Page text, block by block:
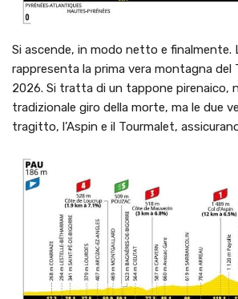
Si ascende, in modo netto e finalmente.
rappresenta la prima vera montagna del
2026. Si tratta di un tappone pirenaico,
tradizionale giro della morte, ma le due
tragitto, l’Aspin e il Tourmalet,